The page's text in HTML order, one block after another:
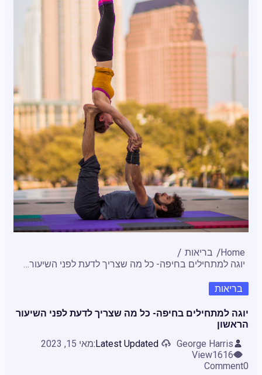
Home
בריאות
יוגה למתחילים בחיפה- כל מה שצריך לדעת לפני השיעור הראשון
בריאות
יוגה למתחילים בחיפה- כל מה שצריך לדעת לפני השיעור
הראשון
George Harris
Latest Updated:מאי 15, 2023
1616
View
Comment